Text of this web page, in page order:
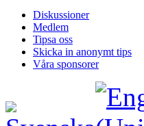
Diskussioner
Medlem
Tipsa oss
Skicka in anonymt tips
Våra sponsorer